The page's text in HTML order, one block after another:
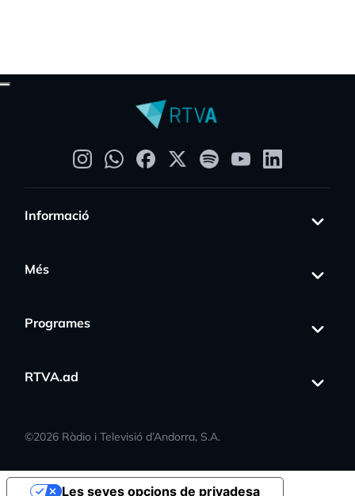
Informació
Més
Programes
RTVA.ad
©2026 Ràdio i Televisió d’Andorra, S.A.
Les seves opcions de privadesa